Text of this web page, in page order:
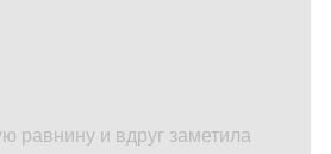
равнину и вдруг заметила